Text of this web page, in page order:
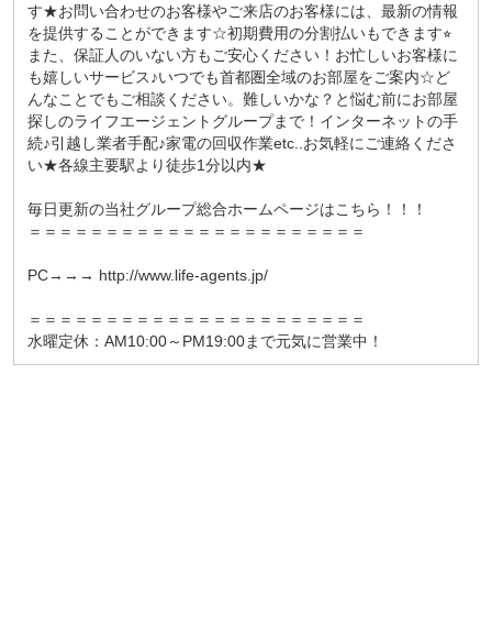
す★お問い合わせのお客様やご来店のお客様には、最新の情報
を提供することができます☆初期費用の分割払いもできます⭐︎
また、保証人のいない方もご安心ください！お忙しいお客様に
も嬉しいサービス♪いつでも首都圏全域のお部屋をご案内☆ど
んなことでもご相談ください。難しいかな？と悩む前にお部屋
探しのライフエージェントグループまで！インターネットの手
続♪引越し業者手配♪家電の回収作業etc..お気軽にご連絡くださ
い★各線主要駅より徒歩1分以内★
毎日更新の当社グループ総合ホームページはこちら！！！
＝＝＝＝＝＝＝＝＝＝＝＝＝＝＝＝＝＝＝＝＝＝
PC→→→ http://www.life-agents.jp/
＝＝＝＝＝＝＝＝＝＝＝＝＝＝＝＝＝＝＝＝＝＝
水曜定休：AM10:00～PM19:00まで元気に営業中！